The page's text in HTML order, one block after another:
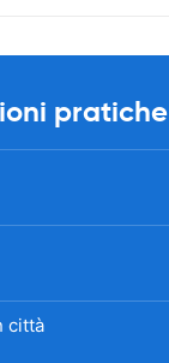
pratiche
città